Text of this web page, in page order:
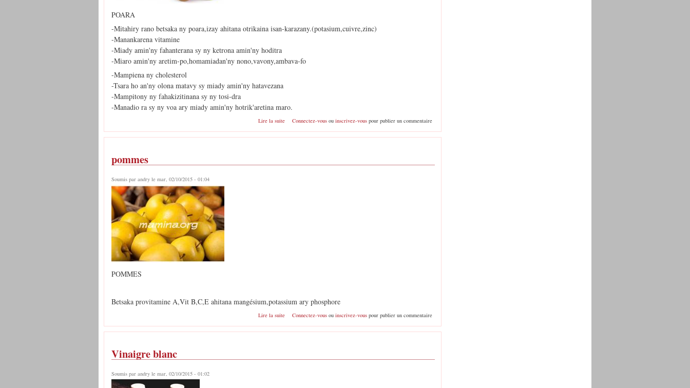
POARA
-Mitahiry rano betsaka ny poara,izay ahitana otrikaina isan-karazany.(potasium,cuivre,zinc)
-Manankarena vitamine
-Miady amin'ny fahanterana sy ny ketrona amin'ny hoditra
-Miaro amin'ny aretim-po,homamiadan'ny nono,vavony,ambava-fo
-Mampiena ny cholesterol
-Tsara ho an'ny olona matavy sy miady amin'ny hatavezana
-Mampitony ny fahakizitinana sy ny tosi-dra
-Manadio ra sy ny voa ary miady amin'ny hotrik'aretina maro.
Lire la suite de poires
Connectez-vousou inscrivez-vouspour publier un commentaire
pommes
Soumis par andry le mar, 02/10/2015 - 01:04
POMMES
Betsaka provitamine A,Vit B,C,E ahitana mangésium,potassium ary phosphore
Lire la suite de pommes
Connectez-vousou inscrivez-vouspour publier un commentaire
Vinaigre blanc
Soumis par andry le mar, 02/10/2015 - 01:02